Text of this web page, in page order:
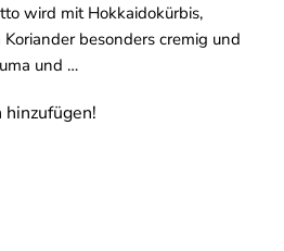
wird mit Hokkaidokürbis,
besonders cremig und
und …